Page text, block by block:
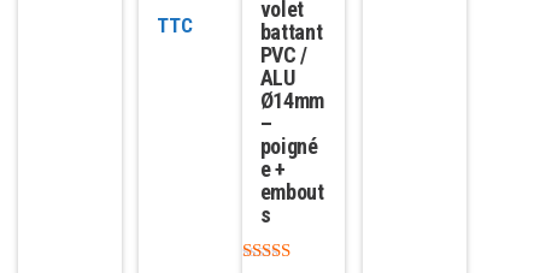
TTC
volet
battant
PVC /
ALU
Ø14mm
–
poigné
e +
embout
s